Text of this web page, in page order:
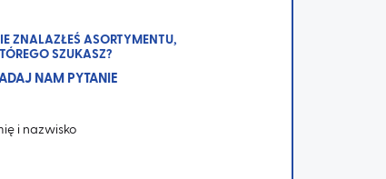
ZNALAZŁEŚ ASORTYMENTU,
SZUKASZ?
NAM PYTANIE
i nazwisko